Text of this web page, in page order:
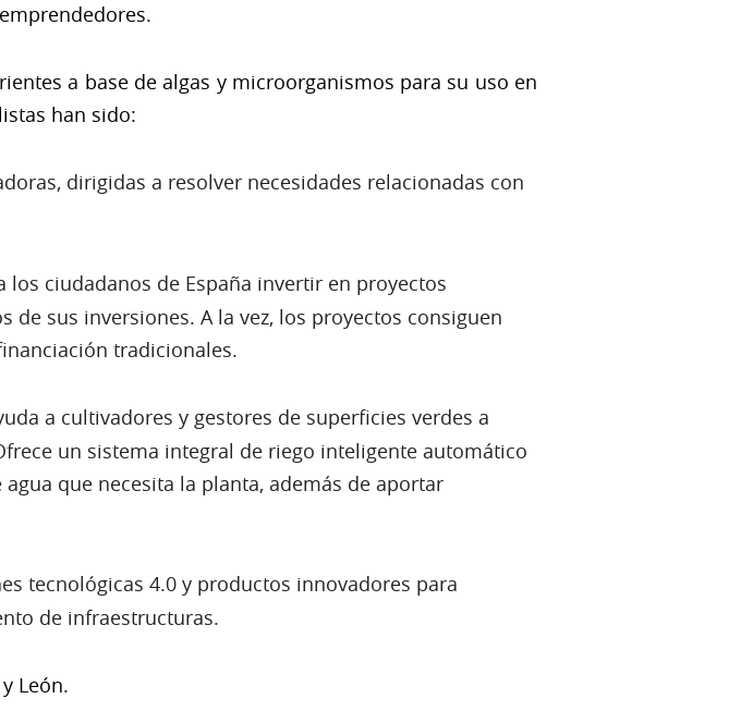
a base de algas y microorganismos para su uso en
han sido:
dirigidas a resolver necesidades relacionadas con
ciudadanos de España invertir en proyectos
sus inversiones. A la vez, los proyectos consiguen
tradicionales.
a cultivadores y gestores de superficies verdes a
un sistema integral de riego inteligente automático
que necesita la planta, además de aportar
tecnológicas 4.0 y productos innovadores para
de infraestructuras.
León.